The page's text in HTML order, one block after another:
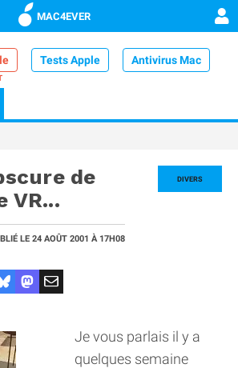
MAC4EVER
Tests Apple Antivirus Mac
DIVERS
de
VR...
LE 24 AOÛT 2001 À 17H08
Je vous parlais il y a
quelques semaine